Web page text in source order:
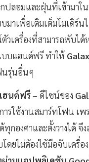
ปลอมและฝุ่นที่เข้ามาใ
มาเพื่อเติมเต็มโมเดิร์น
วเครื่องที่สามารถพับได้
บบแฮนด์ฟรี ทำให้
นรุ่นอื่นๆ
ฮนด์ฟรี– ดีไซน์ของ
รใช้งานสมาร์ทโฟน เพ
ทุกองศาและตั้งวางได้ จึ
ดยไม่ต้องใช้มือจับเครื่อง